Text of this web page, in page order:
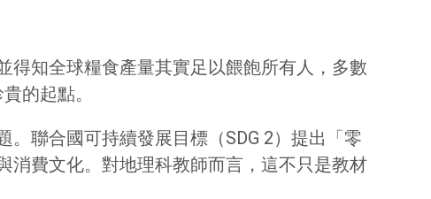
得知全球糧食產量其實足以餵飽所有人，多數
的起點。
聯合國可持續發展目標（SDG 2）提出「零
消費文化。對地理科教師而言，這不只是教材